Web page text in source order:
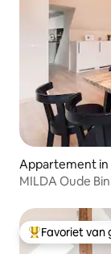
Appartement in
MILDA Oude
Topfavoriet
Favoriet van